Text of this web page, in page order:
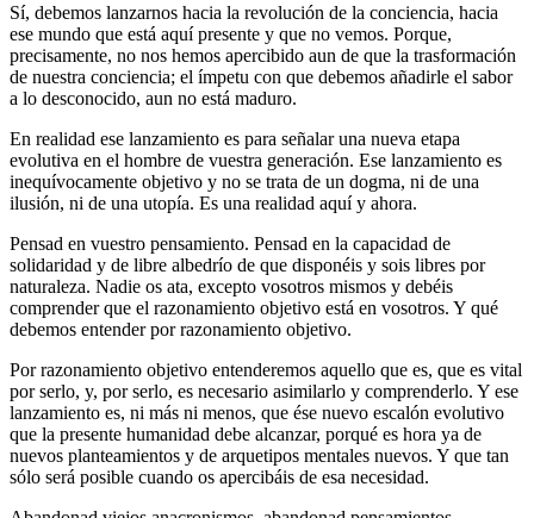
Sí, debemos lanzarnos hacia la revolución de la conciencia, hacia
ese mundo que está aquí presente y que no vemos. Porque,
precisamente, no nos hemos apercibido aun de que la trasformación
de nuestra conciencia; el ímpetu con que debemos añadirle el sabor
a lo desconocido, aun no está maduro.
En realidad ese lanzamiento es para señalar una nueva etapa
evolutiva en el hombre de vuestra generación. Ese lanzamiento es
inequívocamente objetivo y no se trata de un dogma, ni de una
ilusión, ni de una utopía. Es una realidad aquí y ahora.
Pensad en vuestro pensamiento. Pensad en la capacidad de
solidaridad y de libre albedrío de que disponéis y sois libres por
naturaleza. Nadie os ata, excepto vosotros mismos y debéis
comprender que el razonamiento objetivo está en vosotros. Y qué
debemos entender por razonamiento objetivo.
Por razonamiento objetivo entenderemos aquello que es, que es vital
por serlo, y, por serlo, es necesario asimilarlo y comprenderlo. Y ese
lanzamiento es, ni más ni menos, que ése nuevo escalón evolutivo
que la presente humanidad debe alcanzar, porqué es hora ya de
nuevos planteamientos y de arquetipos mentales nuevos. Y que tan
sólo será posible cuando os apercibáis de esa necesidad.